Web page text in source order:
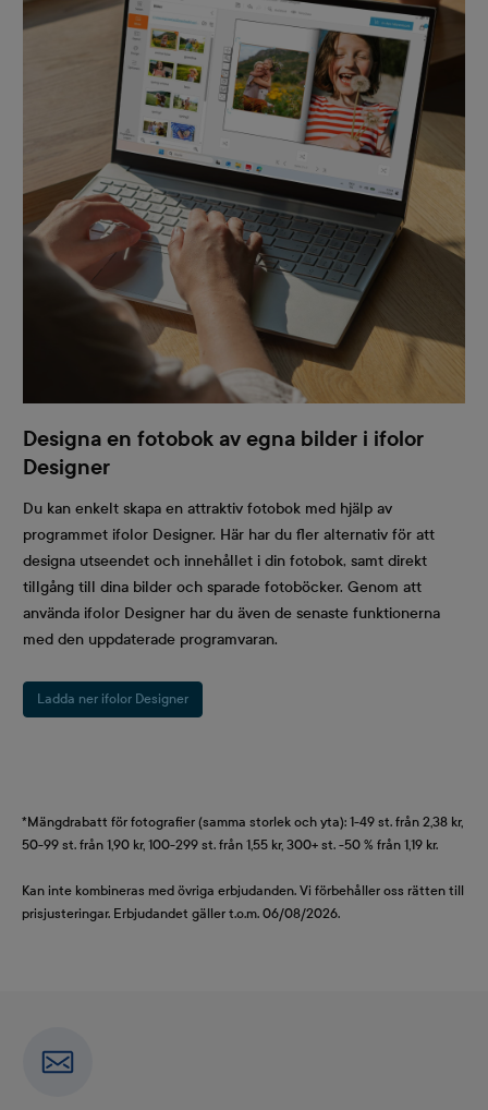
Designa en fotobok av egna bilder i ifolor
Designer
Du kan enkelt skapa en attraktiv fotobok med hjälp av
programmet ifolor Designer. Här har du fler alternativ för att
designa utseendet och innehållet i din fotobok, samt direkt
tillgång till dina bilder och sparade fotoböcker. Genom att
använda ifolor Designer har du även de senaste funktionerna
med den uppdaterade programvaran.
Ladda ner ifolor Designer
*Mängdrabatt för fotografier (samma storlek och yta): 1-49 st. från 2,38 kr,
50-99 st. från 1,90 kr, 100-299 st. från 1,55 kr, 300+ st. -50 % från 1,19 kr.
Kan inte kombineras med övriga erbjudanden. Vi förbehåller oss rätten till
prisjusteringar. Erbjudandet gäller t.o.m. 06/08/2026.